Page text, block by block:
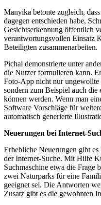
Manyika betonte zugleich,
dagegen entschieden habe,
Gesichtserkennung öffentlich
verantwortungsvollen Einsatz
Beteiligten zusammenarbeiten.
Pichai demonstrierte unter
die Nutzer formulieren kann.
Foto-App nicht nur ungewollte
sondern zum Beispiel auch
können werden. Wenn man
Software Vorschläge für
automatisch generierte
Neuerungen bei Internet-
Erhebliche Neuerungen gibt
der Internet-Suche. Mit Hilfe
Suchmaschine etwa die Frage
zwei Naturparks für eine
geeignet sei. Die Antworten
Zusatz gibt es die gewohnten